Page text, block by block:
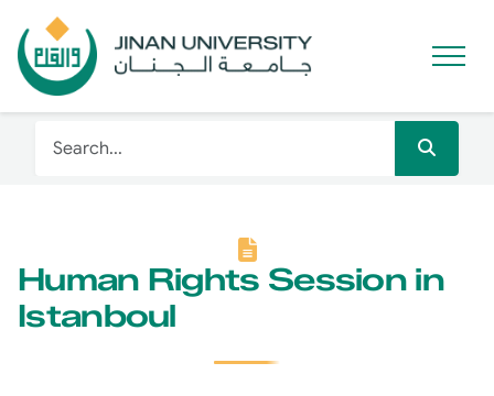
Human Rights Session in
Istanboul